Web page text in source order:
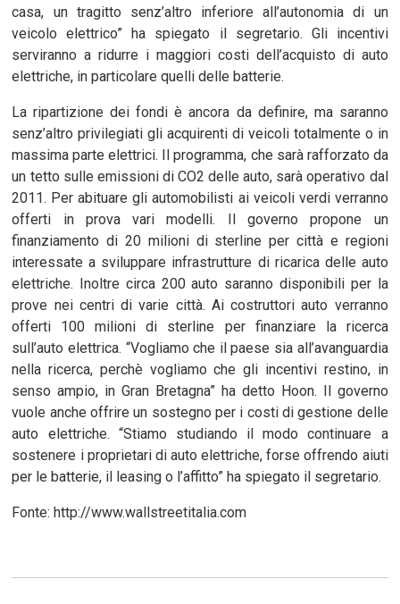
casa, un tragitto senz’altro inferiore all’autonomia di un
veicolo elettrico” ha spiegato il segretario. Gli incentivi
serviranno a ridurre i maggiori costi dell’acquisto di auto
elettriche, in particolare quelli delle batterie.
La ripartizione dei fondi è ancora da definire, ma saranno
senz’altro privilegiati gli acquirenti di veicoli totalmente o in
massima parte elettrici. Il programma, che sarà rafforzato da
un tetto sulle emissioni di CO2 delle auto, sarà operativo dal
2011. Per abituare gli automobilisti ai veicoli verdi verranno
offerti in prova vari modelli. Il governo propone un
finanziamento di 20 milioni di sterline per città e regioni
interessate a sviluppare infrastrutture di ricarica delle auto
elettriche. Inoltre circa 200 auto saranno disponibili per la
prove nei centri di varie città. Ai costruttori auto verranno
offerti 100 milioni di sterline per finanziare la ricerca
sull’auto elettrica. “Vogliamo che il paese sia all’avanguardia
nella ricerca, perchè vogliamo che gli incentivi restino, in
senso ampio, in Gran Bretagna” ha detto Hoon. Il governo
vuole anche offrire un sostegno per i costi di gestione delle
auto elettriche. “Stiamo studiando il modo continuare a
sostenere i proprietari di auto elettriche, forse offrendo aiuti
per le batterie, il leasing o l’affitto” ha spiegato il segretario.
Fonte: http://www.wallstreetitalia.com